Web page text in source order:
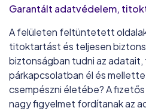
Garantált adatvédelem,
A felületen feltüntetett
titoktartást és teljesen
biztonságban tudni az adatait,
párkapcsolatban él és
csempészni életébe? A
nagy figyelmet fordítanak az